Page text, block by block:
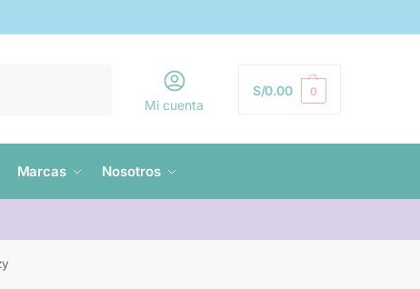
Mi cuenta
S/0.00 0
Marcas Nosotros